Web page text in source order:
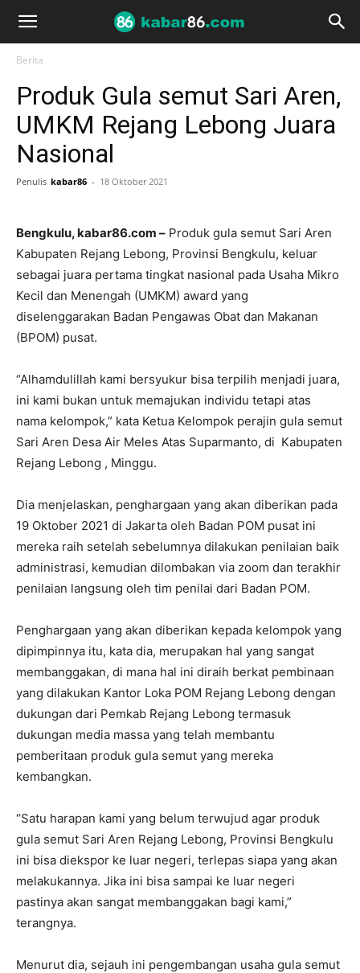
Berita
Produk Gula semut Sari Aren,
UMKM Rejang Lebong Juara
Nasional
Penulis kabar86 - 18 Oktober 2021
Bengkulu, kabar86.com – Produk gula semut Sari Aren
Kabupaten Rejang Lebong, Provinsi Bengkulu, keluar
sebagai juara pertama tingkat nasional pada Usaha Mikro
Kecil dan Menengah (UMKM) award yang
diselenggarakan Badan Pengawas Obat dan Makanan
(BPOM) pusat.
“Alhamdulillah kami bersyukur bisa terpilih menjadi juara,
ini kami bukan untuk memajukan individu tetapi atas
nama kelompok,” kata Ketua Kelompok perajin gula semut
Sari Aren Desa Air Meles Atas Suparmanto, di Kabupaten
Rejang Lebong , Minggu.
Dia menjelaskan, penghargaan yang akan diberikan pada
19 Oktober 2021 di Jakarta oleh Badan POM pusat ini
mereka raih setelah sebelumnya dilakukan penilaian baik
administrasi, kemudian dilombakan via zoom dan terakhir
penilaian langsung oleh tim penilai dari Badan POM.
Penghargaan yang akan diberikan kepada kelompok yang
dipimpinnya itu, kata dia, merupakan hal yang sangat
membanggakan, di mana hal ini diraih berkat pembinaan
yang dilakukan Kantor Loka POM Rejang Lebong dengan
dukungan dari Pemkab Rejang Lebong termasuk
dukungan media massa yang telah membantu
pemberitaan produk gula semut yang mereka
kembangkan.
“Satu harapan kami yang belum terwujud agar produk
gula semut Sari Aren Rejang Lebong, Provinsi Bengkulu
ini bisa diekspor ke luar negeri, terlepas siapa yang akan
melakukannya. Jika ini bisa sampai ke luar negeri
pastinya akan sangat membanggakan bagi kami,”
terangnya.
Menurut dia, sejauh ini pengembangan usaha gula semut